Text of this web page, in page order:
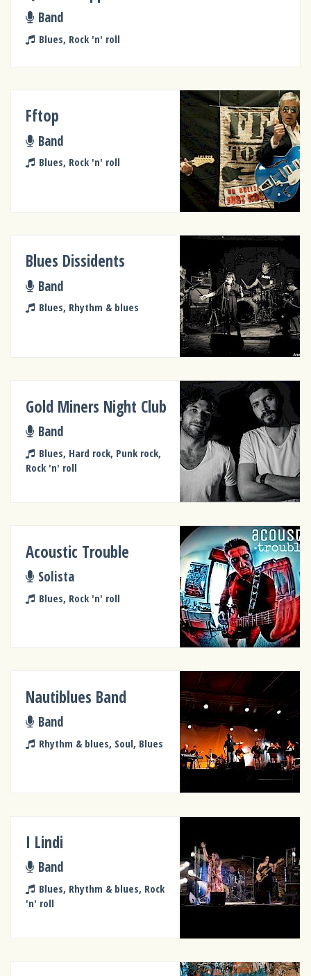
Band
Blues, Rock 'n' roll
Fftop
Band
Blues, Rock 'n' roll
Blues Dissidents
Band
Blues, Rhythm & blues
Gold Miners Night Club
Band
Blues, Hard rock, Punk rock,
Rock 'n' roll
Acoustic Trouble
Solista
Blues, Rock 'n' roll
Nautiblues Band
Band
Rhythm & blues, Soul, Blues
I Lindi
Band
Blues, Rhythm & blues, Rock
'n' roll